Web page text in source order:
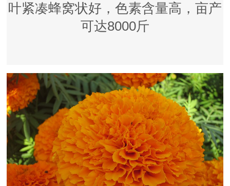
叶紧凑蜂窝状好，色素含量高，亩产
可达8000斤